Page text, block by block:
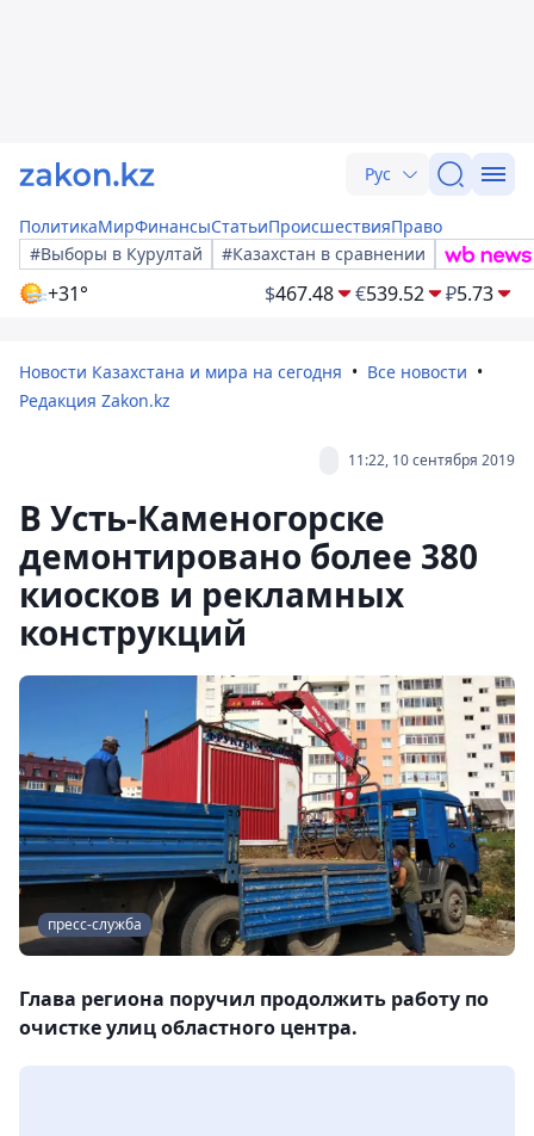
Рус
ПолитикаМирФинансыСтатьиПроисшествияПраво
#Выборы в Курултай
#Казахстан в сравнении
+31° $467.48 €539.52 ₽5.73
Новости Казахстана и мира на сегодня
Все новости
Редакция Zakon.kz
11:22, 10 сентября 2019
В Усть-Каменогорске
демонтировано более 380
киосков и рекламных
конструкций
пресс-служба
Глава региона поручил продолжить работу по
очистке улиц областного центра.